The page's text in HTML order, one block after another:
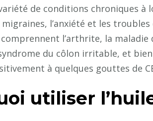
de conditions chroniques
migraines, l’anxiété et les
l’arthrite, la maladie
du côlon irritable, et
à quelques gouttes de
utiliser